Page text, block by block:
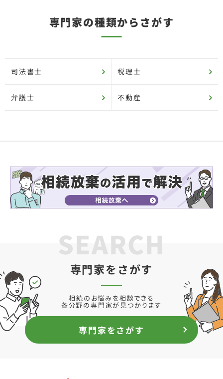
専門家の種類からさがす
司法書士 税理士
弁護士 不動産
SEARCH
専門家をさがす
相続のお悩みを相談できる
各分野の専門家が見つかります
専門家をさがす